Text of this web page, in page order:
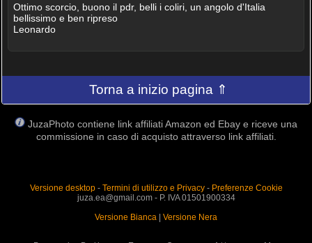
Ottimo scorcio, buono il pdr, belli i coliri, un angolo d'Italia
bellissimo e ben ripreso
Leonardo
Torna a inizio pagina ⇑
JuzaPhoto contiene link affiliati Amazon ed Ebay e riceve una
commissione in caso di acquisto attraverso link affiliati.
Versione desktop- Termini di utilizzo e Privacy- Preferenze Cookie
juza.ea@gmail.com - P. IVA 01501900334
Versione Bianca | Versione Nera